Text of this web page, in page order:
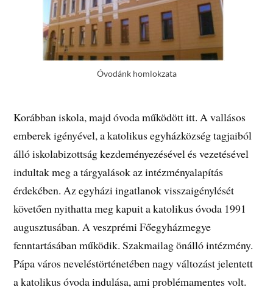
Óvodánk homlokzata
Korábban iskola, majd óvoda működött itt. A vallásos
emberek igényével, a katolikus egyházközség tagjaiból
álló iskolabizottság kezdeményezésével és vezetésével
indultak meg a tárgyalások az intézményalapítás
érdekében. Az egyházi ingatlanok visszaigénylését
követően nyithatta meg kapuit a katolikus óvoda 1991
augusztusában. A veszprémi Főegyházmegye
fenntartásában működik. Szakmailag önálló intézmény.
Pápa város neveléstörténetében nagy változást jelentett
a katolikus óvoda indulása, ami problémamentes volt.